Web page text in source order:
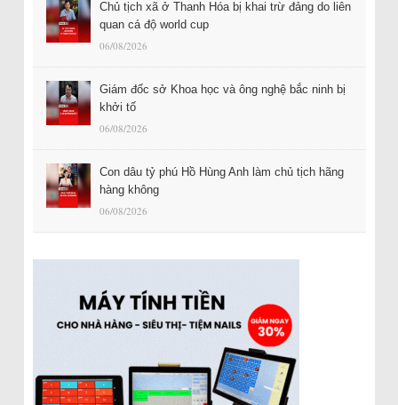
Chủ tịch xã ở Thanh Hóa bị khai trừ đảng do liên
quan cá độ world cup
06/08/2026
Giám đốc sở Khoa học và ông nghệ bắc ninh bị
khởi tố
06/08/2026
Con dâu tỷ phú Hồ Hùng Anh làm chủ tịch hãng
hàng không
06/08/2026